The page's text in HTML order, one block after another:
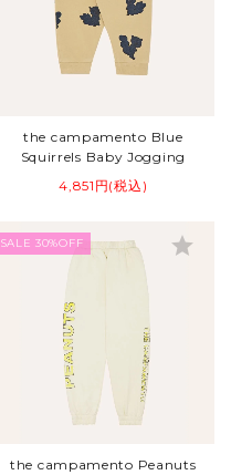
the campamento Blue
Squirrels Baby Jogging
4,851円(税込)
SALE 30%OFF
the campamento Peanuts
star